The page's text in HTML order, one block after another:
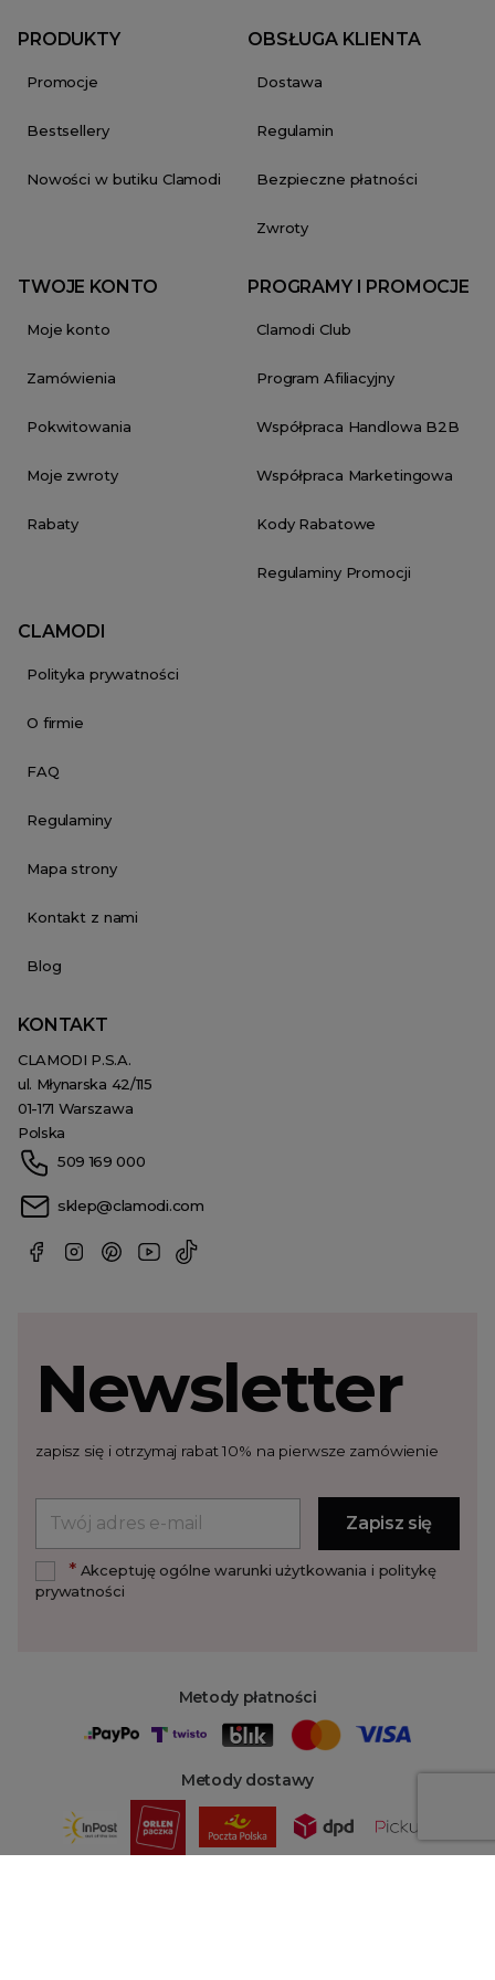
PRODUKTY
Promocje
Bestsellery
Nowości w butiku Clamodi
OBSŁUGA KLIENTA
Dostawa
Regulamin
Bezpieczne płatności
Zwroty
TWOJE KONTO
Moje konto
Zamówienia
Pokwitowania
Moje zwroty
Rabaty
PROGRAMY I PROMOCJE
Clamodi Club
Program Afiliacyjny
Współpraca Handlowa B2B
Współpraca Marketingowa
Kody Rabatowe
Regulaminy Promocji
CLAMODI
Polityka prywatności
O firmie
FAQ
Regulaminy
Mapa strony
Kontakt z nami
Blog
KONTAKT
CLAMODI P.S.A.
ul. Młynarska 42/115
01-171 Warszawa
Polska
509 169 000
sklep@clamodi.com
Metody płatności
Metody dostawy
Newsletter
zapisz się i otrzymaj rabat 10% na pierwsze zamówienie
*Akceptuję ogólne warunki użytkowania i politykę
prywatności